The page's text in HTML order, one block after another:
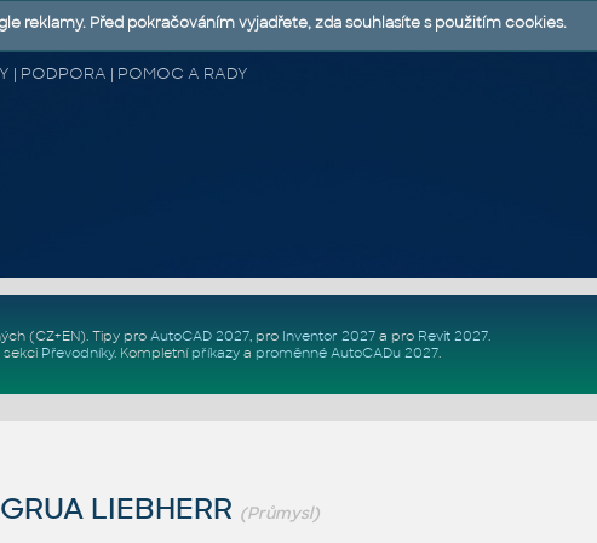
| PODPORA | POMOC A RADY
(CZ+EN). Tipy pro AutoCAD 2027, pro Inventor 2027a pro Revit 2027.
Převodníky. Kompletní příkazya proměnné AutoCADu 2027.
LIEBHERR (Průmysl)
reklamy. Před pokračováním vyjadřete, zda souhlasíte s použitím cookies.